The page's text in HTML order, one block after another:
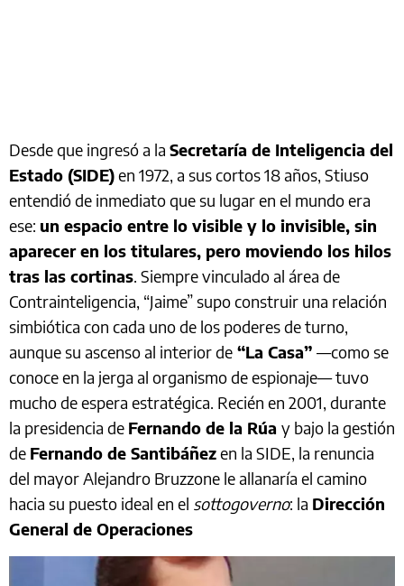
Desde que ingresó a la Secretaría de Inteligencia del
Estado (SIDE)en 1972, a sus cortos 18 años, Stiuso
entendió de inmediato que su lugar en el mundo era
ese: un espacio entre lo visible y lo invisible, sin
aparecer en los titulares, pero moviendo los hilos
tras las cortinas. Siempre vinculado al área de
Contrainteligencia, “Jaime” supo construir una relación
simbiótica con cada uno de los poderes de turno,
aunque su ascenso al interior de “La Casa” —como se
conoce en la jerga al organismo de espionaje— tuvo
mucho de espera estratégica. Recién en 2001, durante
la presidencia de Fernando de la Rúa y bajo la gestión
de Fernando de Santibáñezen la SIDE, la renuncia
del mayor Alejandro Bruzzone le allanaría el camino
hacia su puesto ideal en el sottogoverno: la Dirección
General de Operaciones